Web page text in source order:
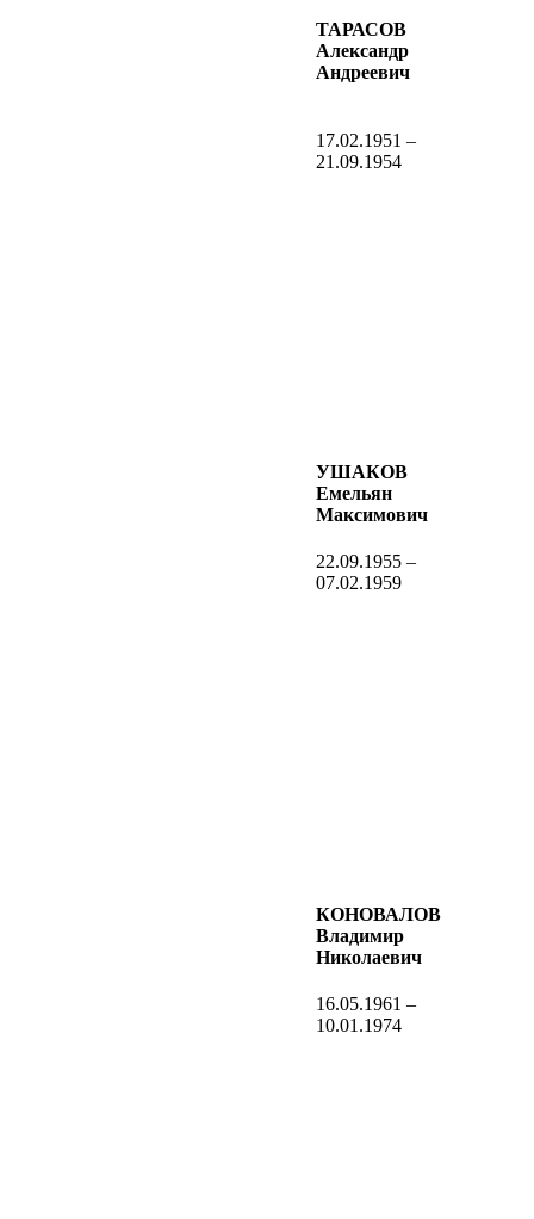
ТАРАСОВ
Александр
Андреевич
17.02.1951 –
21.09.1954
УШАКОВ
Емельян
Максимович
22.09.1955 –
07.02.1959
КОНОВАЛОВ
Владимир
Николаевич
16.05.1961 –
10.01.1974